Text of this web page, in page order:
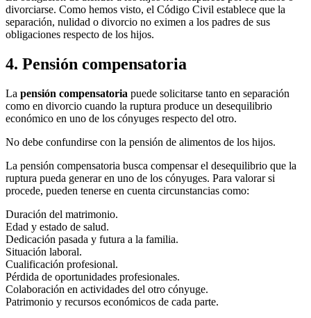
divorciarse. Como hemos visto, el Código Civil establece que la
separación, nulidad o divorcio no eximen a los padres de sus
obligaciones respecto de los hijos.
4. Pensión compensatoria
La pensión compensatoria puede solicitarse tanto en separación
como en divorcio cuando la ruptura produce un desequilibrio
económico en uno de los cónyuges respecto del otro.
No debe confundirse con la pensión de alimentos de los hijos.
La pensión compensatoria busca compensar el desequilibrio que la
ruptura pueda generar en uno de los cónyuges. Para valorar si
procede, pueden tenerse en cuenta circunstancias como:
Duración del matrimonio.
Edad y estado de salud.
Dedicación pasada y futura a la familia.
Situación laboral.
Cualificación profesional.
Pérdida de oportunidades profesionales.
Colaboración en actividades del otro cónyuge.
Patrimonio y recursos económicos de cada parte.